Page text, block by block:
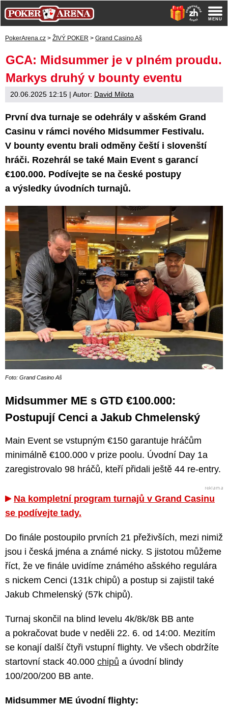
PokerArena.cz > ŽIVÝ POKER > Grand Casino Aš
GCA: Midsummer je v plném proudu.
Markys druhý v bounty eventu
20.06.2025 12:15 | Autor: David Milota
První dva turnaje se odehrály v ašském Grand
Casinu v rámci nového Midsummer Festivalu.
V bounty eventu brali odměny čeští i slovenští
hráči. Rozehrál se také Main Event s garancí
€100.000. Podívejte se na české postupy
a výsledky úvodních turnajů.
Foto: Grand Casino Aš
Midsummer ME s GTD €100.000:
Postupují Cenci a Jakub Chmelenský
Main Event se vstupným €150 garantuje hráčům
minimálně €100.000 v prize poolu. Úvodní Day 1a
zaregistrovalo 98 hráčů, kteří přidali ještě 44 re-entry.
Na kompletní program turnajů v Grand Casinu
se podívejte tady.
Do finále postoupilo prvních 21 přeživších, mezi nimiž
jsou i česká jména a známé nicky. S jistotou můžeme
říct, že ve finále uvidíme známého ašského regulára
s nickem Cenci (131k chipů) a postup si zajistil také
Jakub Chmelenský (57k chipů).
Turnaj skončil na blind levelu 4k/8k/8k BB ante
a pokračovat bude v neděli 22. 6. od 14:00. Mezitím
se konají další čtyři vstupní flighty. Ve všech obdržíte
startovní stack 40.000 chipů a úvodní blindy
100/200/200 BB ante.
Midsummer ME úvodní flighty: